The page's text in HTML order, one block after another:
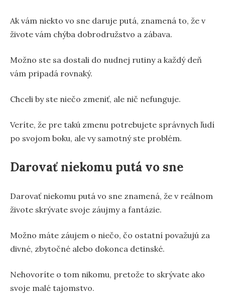
Ak vám niekto vo sne daruje putá, znamená to, že v
živote vám chýba dobrodružstvo a zábava.
Možno ste sa dostali do nudnej rutiny a každý deň
vám pripadá rovnaký.
Chceli by ste niečo zmeniť, ale nič nefunguje.
Veríte, že pre takú zmenu potrebujete správnych ľudí
po svojom boku, ale vy samotný ste problém.
Darovať niekomu putá vo sne
Darovať niekomu putá vo sne znamená, že v reálnom
živote skrývate svoje záujmy a fantázie.
Možno máte záujem o niečo, čo ostatní považujú za
divné, zbytočné alebo dokonca detinské.
Nehovoríte o tom nikomu, pretože to skrývate ako
svoje malé tajomstvo.